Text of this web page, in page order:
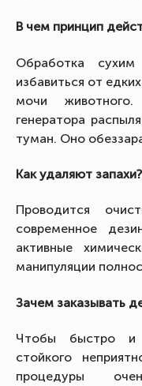
В чем принцип
Обработка
избавиться от
мочи
генератора
туман. Оно
Как удаляют запахи?
Проводится
современное
активные
манипуляции
Зачем заказывать
Чтобы быстро и
стойкого
процедуры